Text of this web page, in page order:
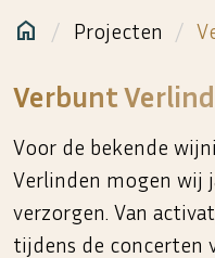
home
Marloes & Co
Projecten
Verbunt
Voor de bekende
Verlinden mogen wij
verzorgen. Van
tijdens de concerten